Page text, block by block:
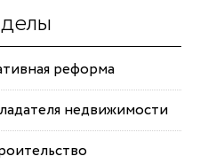
реформа
недвижимости